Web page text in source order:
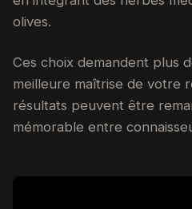
olives.
Ces choix demandent plus
meilleure maîtrise de votre
résultats peuvent être
mémorable entre